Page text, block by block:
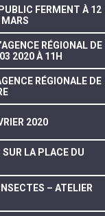
FERMENT À 12
RÉGIONAL DE
2020 À 11H
RÉGIONALE DE
2020
LA PLACE DU
– ATELIER